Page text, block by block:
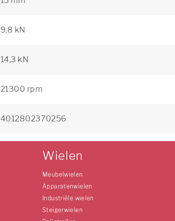
9,8 kN
14,3 kN
21300 rpm
4012802370256
Wielen
Meubelwielen
Apparatenwielen
Industriële wielen
Steigerwielen